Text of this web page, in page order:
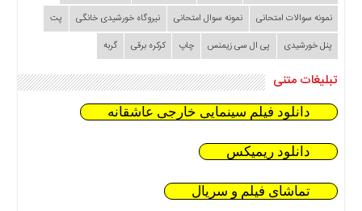
نمونه سوالات امتحانی
نمونه سوال امتحانی نیروگاه خورشیدی خانگی
پت
پنل خورشیدی
پی ال سی زیمنس چاپ کرکره برقی گربه
تبلیغات متنی
دانلود فیلم سینمایی خارجی عاشقانه
دانلود ریمیکس
تماشای فیلم و سریال